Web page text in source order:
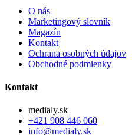
O nás
Marketingový slovník
Magazín
Kontakt
Ochrana osobných údajov
Obchodné podmienky
Kontakt
medialy.sk
+421 908 446 060
info@medialy.sk